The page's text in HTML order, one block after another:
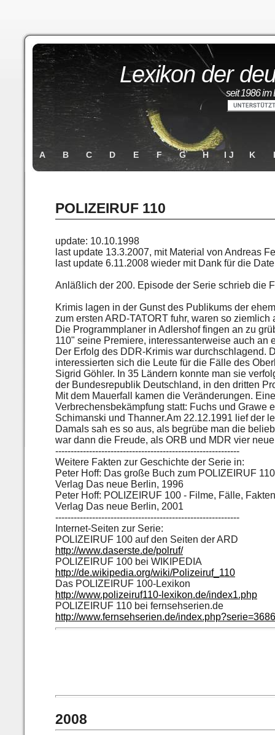
Lexikon der
seit 1986 im
A B C D E F G H I J K
POLIZEIRUF 110
update: 10.10.1998
last update 13.3.2007, mit Material von Andreas
last update 6.11.2008 wieder mit Dank für die
Anläßlich der 200. Episode der Serie schrieb die
Krimis lagen in der Gunst des Publikums der
zum ersten ARD-TATORT fuhr, waren so
Die Programmplaner in Adlershof fingen an zu
110" seine Premiere, interessanterweise auch an
Der Erfolg des DDR-Krimis war durchschlagend.
interessierten sich die Leute für die Fälle des
Sigrid Göhler. In 35 Ländern konnte man sie
der Bundesrepublik Deutschland, in den dritten
Mit dem Mauerfall kamen die Veränderungen.
Verbrechensbekämpfung statt: Fuchs und Grawe
Schimanski und Thanner.Am 22.12.1991 lief der
Damals sah es so aus, als begrübe man die
war dann die Freude, als ORB und MDR vier
------------------------------------------------------------
Weitere Fakten zur Geschichte der Serie in:
Peter Hoff: Das große Buch zum POLIZEIRUF 110
Verlag Das neue Berlin, 1996
Peter Hoff: POLIZEIRUF 100 - Filme, Fälle, Fakten
Verlag Das neue Berlin, 2001
------------------------------------------------------------
Internet-Seiten zur Serie:
POLIZEIRUF 100 auf den Seiten der ARD
http://www.daserste.de/polruf/
POLIZEIRUF 100 bei WIKIPEDIA
http://de.wikipedia.org/wiki/Polizeiruf_110
Das POLIZEIRUF 100-Lexikon
http://www.polizeiruf110-lexikon.de/index1.php
POLIZEIRUF 110 bei fernsehserien.de
http://www.fernsehserien.de/index.php?serie=3686
2008